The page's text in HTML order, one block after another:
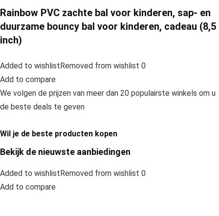
Rainbow PVC zachte bal voor kinderen, sap- en
duurzame bouncy bal voor kinderen, cadeau (8,5
inch)
Added to wishlistRemoved from wishlist 0
Add to compare
We volgen de prijzen van meer dan 20 populairste winkels om u
de beste deals te geven
Wil je de beste producten kopen
Bekijk de nieuwste aanbiedingen
Added to wishlistRemoved from wishlist 0
Add to compare